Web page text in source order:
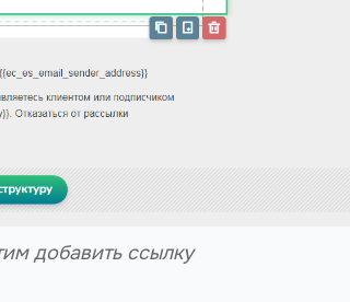
добавить ссылку